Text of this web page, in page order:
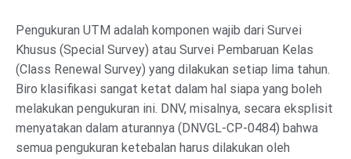
Pengukuran UTM adalah komponen wajib dari Survei
Khusus (Special Survey) atau Survei Pembaruan Kelas
(Class Renewal Survey) yang dilakukan setiap lima tahun.
Biro klasifikasi sangat ketat dalam hal siapa yang boleh
melakukan pengukuran ini. DNV, misalnya, secara eksplisit
menyatakan dalam aturannya (DNVGL-CP-0484) bahwa
semua pengukuran ketebalan harus dilakukan oleh